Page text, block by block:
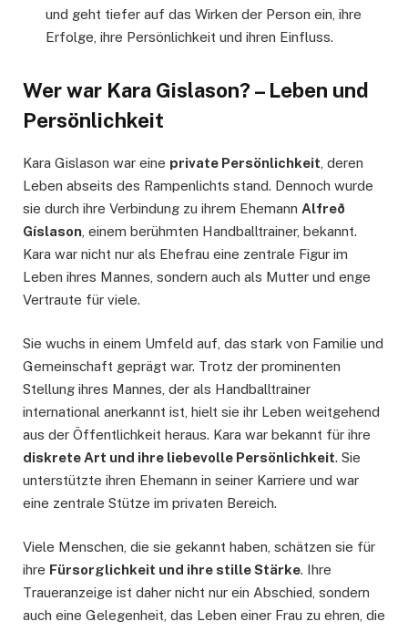
und geht tiefer auf das Wirken der Person ein, ihre
Erfolge, ihre Persönlichkeit und ihren Einfluss.
Wer war Kara Gislason? – Leben und
Persönlichkeit
Kara Gislason war eine private Persönlichkeit , deren
Leben abseits des Rampenlichts stand. Dennoch wurde
sie durch ihre Verbindung zu ihrem Ehemann Alfreð
Gíslason , einem berühmten Handballtrainer, bekannt.
Kara war nicht nur als Ehefrau eine zentrale Figur im
Leben ihres Mannes, sondern auch als Mutter und enge
Vertraute für viele.
Sie wuchs in einem Umfeld auf, das stark von Familie und
Gemeinschaft geprägt war. Trotz der prominenten
Stellung ihres Mannes, der als Handballtrainer
international anerkannt ist, hielt sie ihr Leben weitgehend
aus der Öffentlichkeit heraus. Kara war bekannt für ihre
diskrete Art und ihre liebevolle Persönlichkeit. Sie
unterstützte ihren Ehemann in seiner Karriere und war
eine zentrale Stütze im privaten Bereich.
Viele Menschen, die sie gekannt haben, schätzen sie für
ihre Fürsorglichkeit und ihre stille Stärke. Ihre
Traueranzeige ist daher nicht nur ein Abschied, sondern
auch eine Gelegenheit, das Leben einer Frau zu ehren, die